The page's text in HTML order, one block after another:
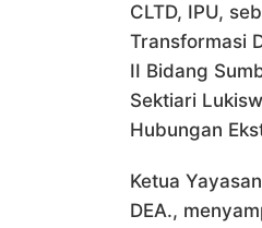
CLTD, IPU,
Transformasi
II Bidang
Sektiari
Hubungan
Ketua
DEA.,